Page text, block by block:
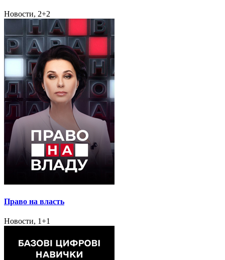
Новости, 2+2
Право на власть
Новости, 1+1